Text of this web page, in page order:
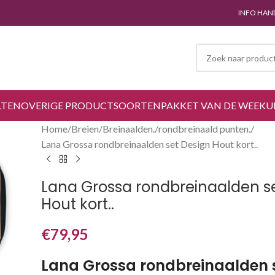
INFO
OVERIGE PRODUCTSOORTENPAKKET VAN DE WEEK
Home Breien Breinaalden. rondbreinaald punten.
Lana Grossa rondbreinaalden set Design Hout kort..
Lana Grossa rondbreinaalden
Hout kort..
€79,95
Lana Grossa rondbreinaalden